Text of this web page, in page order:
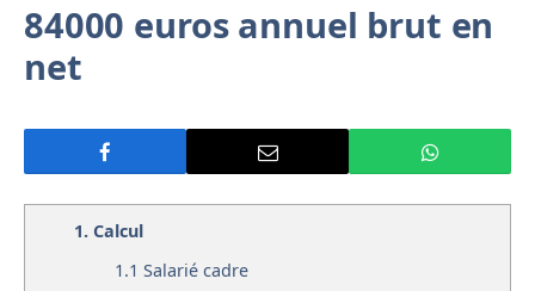
84000 euros annuel brut en
net
1. Calcul
1.1 Salarié cadre